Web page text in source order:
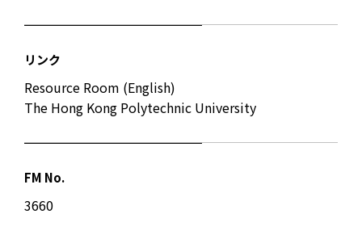
リンク
Resource Room (English)
The Hong Kong Polytechnic University
FM No.
3660